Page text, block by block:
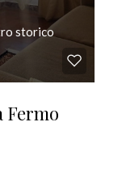
storico
Fermo